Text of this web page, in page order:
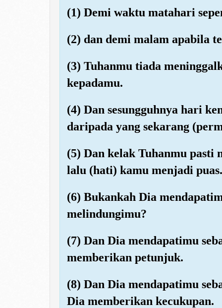
(1) Demi waktu matahari
(2) dan demi malam apabila
(3) Tuhanmu tiada
kepadamu.
(4) Dan sesungguhnya hari
daripada yang sekarang
(5) Dan kelak Tuhanmu pasti
lalu (hati) kamu menjadi puas.
(6) Bukankah Dia
melindungimu?
(7) Dan Dia mendapatimu
memberikan petunjuk.
(8) Dan Dia mendapatimu
Dia memberikan kecukupan.